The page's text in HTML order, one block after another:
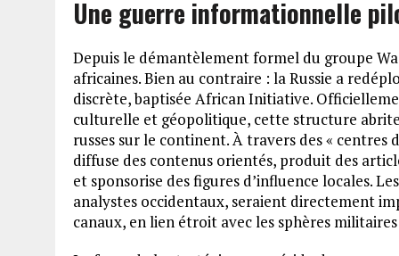
Une guerre informationnelle
Depuis le démantèlement formel du groupe
africaines. Bien au contraire : la Russie a
discrète, baptisée African Initiative.
culturelle et géopolitique, cette structure
russes sur le continent. À travers des « centres
diffuse des contenus orientés, produit des
et sponsorise des figures d’influence locales.
analystes occidentaux, seraient directement
canaux, en lien étroit avec les sphères